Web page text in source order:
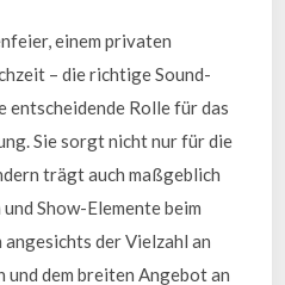
einem privaten
– die richtige Sound-
entscheidende Rolle für das
Sie sorgt nicht nur für die
trägt auch maßgeblich
Show-Elemente beim
angesichts der Vielzahl an
dem breiten Angebot an